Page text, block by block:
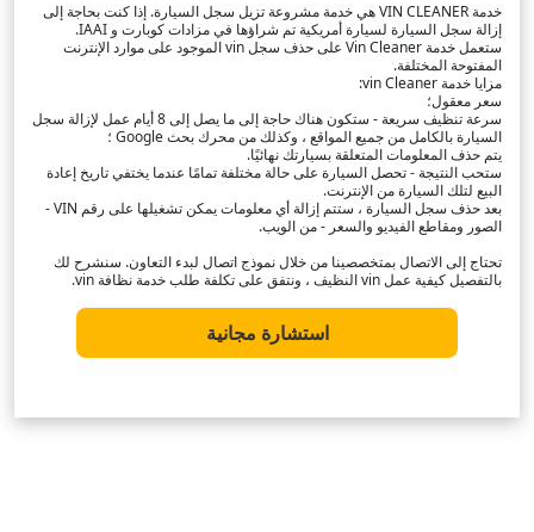
خدمة VIN CLEANER هي خدمة مشروعة تزيل سجل السيارة. إذا كنت بحاجة إلى
إزالة سجل السيارة لسيارة أمريكية تم شراؤها في مزادات كوبارت و IAAI.
ستعمل خدمة Vin Cleaner على حذف سجل vin الموجود على موارد الإنترنت
المفتوحة المختلفة.
مزايا خدمة vin Cleaner:
سعر معقول؛
سرعة تنظيف سريعة - ستكون هناك حاجة إلى ما يصل إلى 8 أيام عمل لإزالة سجل
السيارة بالكامل من جميع المواقع ، وكذلك من محرك بحث Google ؛
يتم حذف المعلومات المتعلقة بسيارتك نهائيًا.
ستحب النتيجة - تحصل السيارة على حالة مختلفة تمامًا عندما يختفي تاريخ إعادة
البيع لتلك السيارة من الإنترنت.
بعد حذف سجل السيارة ، ستتم إزالة أي معلومات يمكن تشغيلها على رقم VIN -
الصور ومقاطع الفيديو والسعر - من الويب.
تحتاج إلى الاتصال بمتخصصينا من خلال نموذج اتصال لبدء التعاون. سنشرح لك
بالتفصيل كيفية عمل vin النظيف ، ونتفق على تكلفة طلب خدمة نظافة vin.
استشارة مجانية